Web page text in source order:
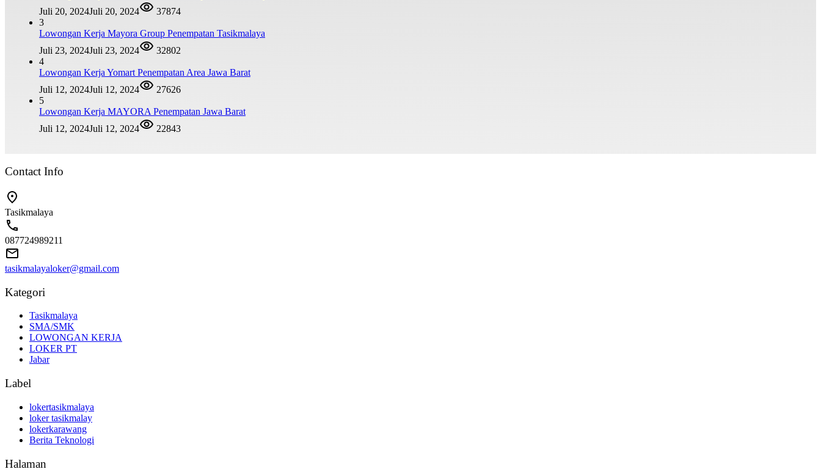
Juli 20, 2024Juli 20, 2024
37874
3
Lowongan Kerja Mayora Group Penempatan Tasikmalaya
Juli 23, 2024Juli 23, 2024
32802
4
Lowongan Kerja Yomart Penempatan Area Jawa Barat
Juli 12, 2024Juli 12, 2024
27626
5
Lowongan Kerja MAYORA Penempatan Jawa Barat
Juli 12, 2024Juli 12, 2024 22843
Contact Info
Tasikmalaya
087724989211
tasikmalayaloker@gmail.com
Kategori
Tasikmalaya
SMA/SMK
LOWONGAN KERJA
LOKER PT
Jabar
Label
lokertasikmalaya
loker tasikmalay
lokerkarawang
Berita Teknologi
Halaman